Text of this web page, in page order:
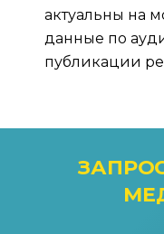
актуальны на
данные по
публикации